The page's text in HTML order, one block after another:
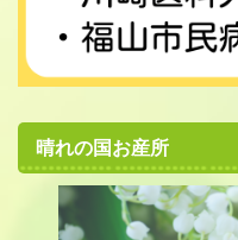
晴れの国お産所